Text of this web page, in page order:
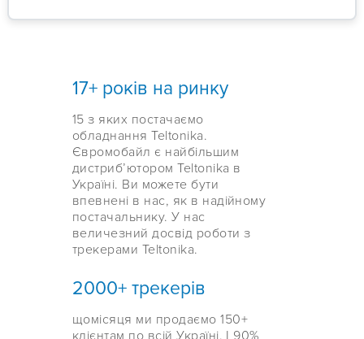
17+ років на ринку
15 з яких постачаємо
обладнання Teltonika.
Євромобайл є найбільшим
дистриб’ютором Teltonika в
Україні. Ви можете бути
впевнені в нас, як в надійному
постачальнику. У нас
величезний досвід роботи з
трекерами Teltonika.
2000+ трекерів
щомісяця ми продаємо 150+